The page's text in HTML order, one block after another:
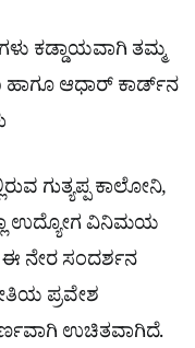
ಕಡ್ಡಾಯವಾಗಿ ತಮ್ಮ
ಆಧಾರ್ ಕಾರ್ಡ್‌ನ
ಗುತ್ಯಪ್ಪ ಕಾಲೋನಿ,
ಉದ್ಯೋಗ ವಿನಿಮಯ
ನೇರ ಸಂದರ್ಶನ
ಪ್ರವೇಶ
ಉಚಿತವಾಗಿದೆ.